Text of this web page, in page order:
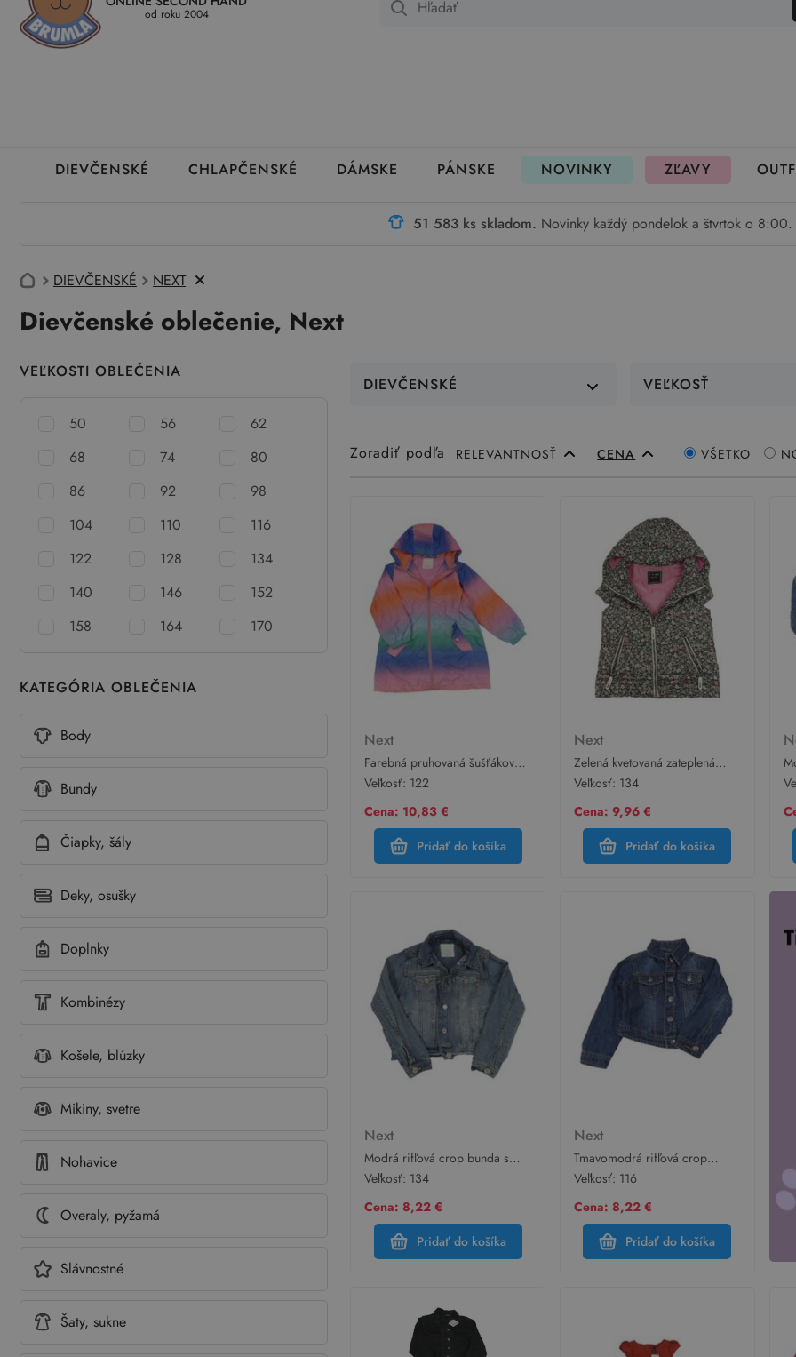
Kedy a ako dostanem tovar Ako môžem vrátiť oblečenie Ako fungujú rezervácie
od roku 2004
DIEVČENSKÉ CHLAPČENSKÉ DÁMSKE PÁNSKE NOVINKY ZĽAVY
51 583 ks skladom. Novinky každý pondelok a štvrtok o 8:00.
DIEVČENSKÉ NEXT
Dievčenské oblečenie, Next
VEĽKOSTI OBLEČENIA
50 56
62
68
74
80
86
92
98
104
110
116
122
128
134
140
146
152
158
164 170
KATEGÓRIA OBLEČENIA
Body
Bundy
Čiapky, šály
Deky, osušky
Doplnky
Kombinézy
Košele, blúzky
Mikiny, svetre
Nohavice
Overaly, pyžamá
Slávnostné
Šaty, sukne
DIEVČENSKÉ VEĽKOSŤ
Zoradiť podľa RELEVANTNOSŤ CENA VŠETKO
Next
Farebná pruhovaná šušťáková
jarná parka s kapucňou Next
Veľkosť: 122
Cena: 10,83 €
Pridať do košíka
Next
Zelená kvetovaná zateplená
šušťáková vesta s kapucňou
Veľkosť: 134
Cena: 9,96 €
Pridať do košíka
Next
Modrá rifľová crop bunda s
vyšúchaním a golierikom Next
Veľkosť: 134
Cena: 8,22 €
Pridať do košíka
Next
Tmavomodrá rifľová crop
bunda s golierikom Next
Veľkosť: 116
Cena: 8,22 €
Pridať do košíka